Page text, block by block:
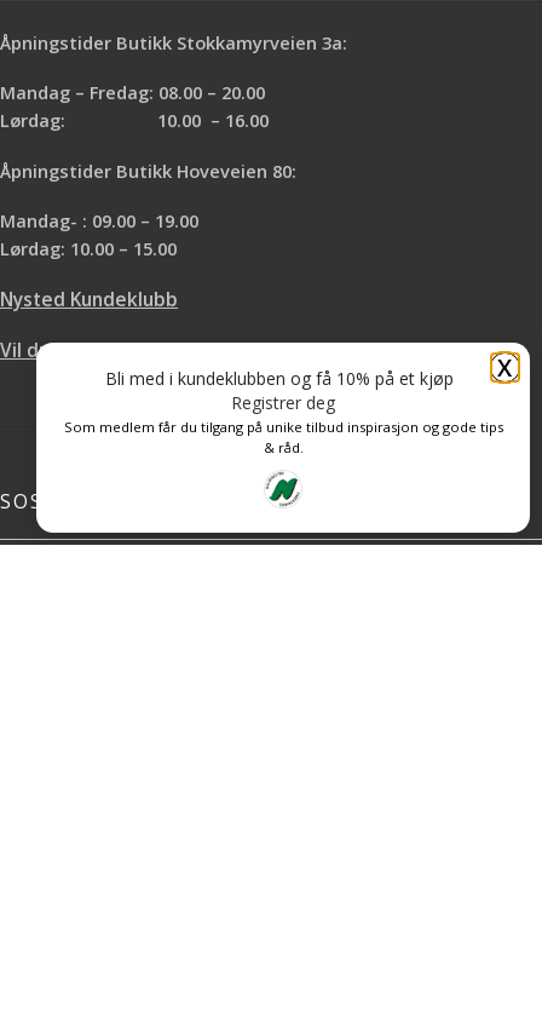
Åpningstider Butikk Stokkamyrveien 3a:
Mandag – Fredag: 08.00 – 20.00
Lørdag: 10.00 – 16.00
Åpningstider Butikk Hoveveien 80:
Mandag- : 09.00 – 19.00
Lørdag: 10.00 – 15.00
Nysted Kundeklubb
Vil du leie hos oss?
SOSIALE MEDIER
X
Bli med i kundeklubben og få 10% på et kjøp
Registrer deg
Som medlem får du tilgang på unike tilbud inspirasjon og gode tips
& råd.